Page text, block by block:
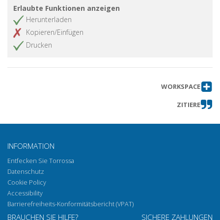
Erlaubte Funktionen anzeigen
Herunterladen
Kopieren/Einfügen
Drucken
WORKSPACE
ZITIERE
INFORMATION
Entfecken Sie Torrossa
Datenschutz
Cookie Policy
Accessibility
Barrierefreiheits-Konformitätsbericht (VPAT)
BRAUCHEN SIE HILFE? SICHERE ZAHLUNGEN